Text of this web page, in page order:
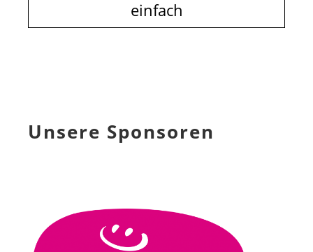
einfach
Unsere Sponsoren